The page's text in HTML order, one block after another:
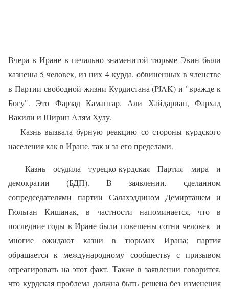
Вчера в Иране в печально знаменитой тюрьме Эвин были
казнены 5 человек, из них 4 курда, обвиненных в членстве
в Партии свободной жизни Курдистана (PJAK) и "вражде к
Богу". Это Фарзад Камангар, Али Хайдариан, Фархад
Вакили и Ширин Алям Хулу.
Казнь вызвала бурную реакцию со стороны курдского
населения как в Иране, так и за его пределами.
Казнь осудила турецко-курдская Партия мира и
демократии (БДП). В заявлении, сделанном
сопредседателями партии Салахэддином Демирташем и
Гюльтан Кишанак, в частности напоминается, что в
последние годы в Иране были повешены сотни человек и
многие ожидают казни в тюрьмах Ирана; партия
обращается к международному сообществу с призывом
отреагировать на этот факт. Также в заявлении говорится,
что курдская проблема должна быть решена без изменения